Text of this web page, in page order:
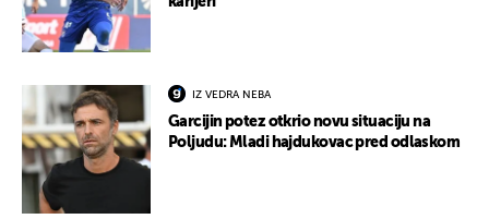
IZ VEDRA NEBA
Garcijin potez otkrio novu situaciju na
Poljudu: Mladi hajdukovac pred odlaskom